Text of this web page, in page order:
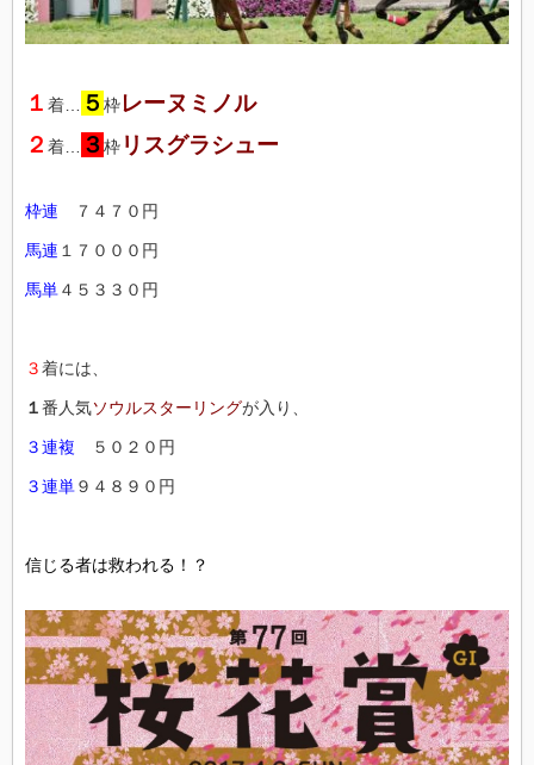
１ 着… ５ 枠レーヌミノル
２ 着… ３枠 リスグラシュー
枠連 ７４７０円
馬連 １７０００円
馬単４５３３０円
３着には、
１番人気ソウルスターリングが入り、
３連複 ５０２０円
３連単９４８９０円
信じる者は救われる！？